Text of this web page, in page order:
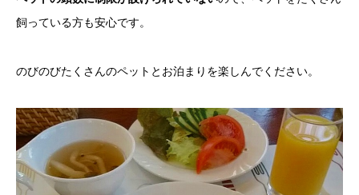
飼っている方も安心です。
のびのびたくさんのペットとお泊まりを楽しんでください。